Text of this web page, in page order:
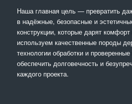
Наша главная цель — превратить
в надёжные, безопасные и
конструкции, которые дарят
используем качественные породы
технологии обработки и
обеспечить долговечность и
каждого проекта.